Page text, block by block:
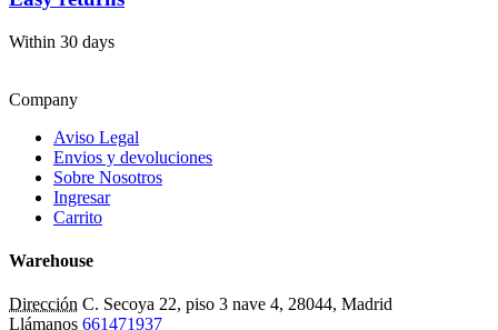
Within 30 days
Company
Aviso Legal
Envios y devoluciones
Sobre Nosotros
Ingresar
Carrito
Warehouse
Dirección C. Secoya 22, piso 3 nave 4, 28044, Madrid
Llámanos 661471937